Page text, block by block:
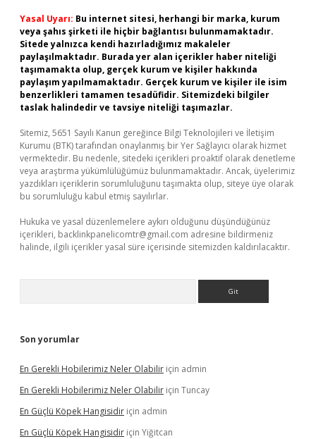
Yasal Uyarı: Bu internet sitesi, herhangi bir marka, kurum
veya şahıs şirketi ile hiçbir bağlantısı bulunmamaktadır.
Sitede yalnızca kendi hazırladığımız makaleler
paylaşılmaktadır. Burada yer alan içerikler haber niteliği
taşımamakta olup, gerçek kurum ve kişiler hakkında
paylaşım yapılmamaktadır. Gerçek kurum ve kişiler ile isim
benzerlikleri tamamen tesadüfidir. Sitemizdeki bilgiler
taslak halindedir ve tavsiye niteliği taşımazlar.
Sitemiz, 5651 Sayılı Kanun gereğince Bilgi Teknolojileri ve İletişim
Kurumu (BTK) tarafından onaylanmış bir Yer Sağlayıcı olarak hizmet
vermektedir. Bu nedenle, sitedeki içerikleri proaktif olarak denetleme
veya araştırma yükümlülüğümüz bulunmamaktadır. Ancak, üyelerimiz
yazdıkları içeriklerin sorumluluğunu taşımakta olup, siteye üye olarak
bu sorumluluğu kabul etmiş sayılırlar.
Hukuka ve yasal düzenlemelere aykırı olduğunu düşündüğünüz
içerikleri, backlinkpanelicomtr@gmail.com adresine bildirmeniz
halinde, ilgili içerikler yasal süre içerisinde sitemizden kaldırılacaktır.
Son yorumlar
En Gerekli Hobilerimiz Neler Olabilir için admin
En Gerekli Hobilerimiz Neler Olabilir için Tuncay
En Güçlü Köpek Hangisidir için admin
En Güçlü Köpek Hangisidir için Yiğitcan